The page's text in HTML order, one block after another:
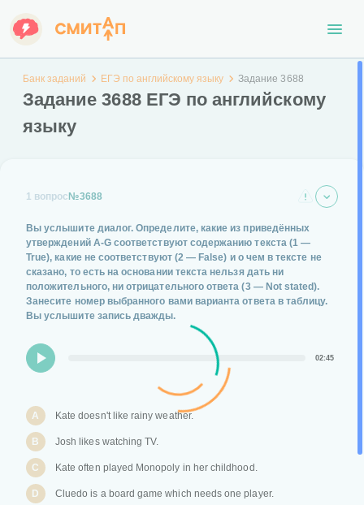
Банк заданий ЕГЭ по английскому языку Задание 3688
Задание 3688 ЕГЭ по английскому
языку
1 вопрос №3688
Вы услышите диалог. Определите, какие из приведённых
утверждений А-Gсоответствуют содержанию текста (1 —
True), какие не соответствуют(2 — False) и о чем в тексте не
сказано, то есть на основании текста нельзя дать ни
положительного, ни отрицательного ответа(3 — Not stated).
Занесите номер выбранного вами варианта ответа в таблицу.
Вы услышите запись дважды.
02:45
A Kate doesn't like rainy weather.
B Josh likes watching TV.
C Kate often played Monopoly in her childhood.
D Cluedo is a board game which needs one player.